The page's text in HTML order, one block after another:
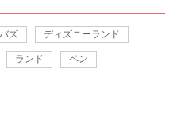
バズ ディズニーランド
ランド ペン